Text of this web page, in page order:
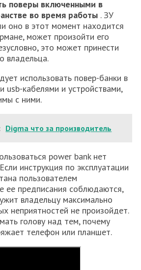
поверы включенными в
во время работы . ЗУ
оно в этот момент находится
может произойти его
это может принести
владельца.
использовать повер-банки в
usb-кабелями и устройствами,
с ними.
Digma что за производитель
power bank нет
инструкция по эксплуатации
пользователем
ее предписания соблюдаются,
владельцу максимально
неприятностей не произойдет.
голову над тем, почему
телефон или планшет.